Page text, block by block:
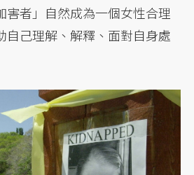
害者」自然成為一個女性合理
自己理解、解釋、面對自身處